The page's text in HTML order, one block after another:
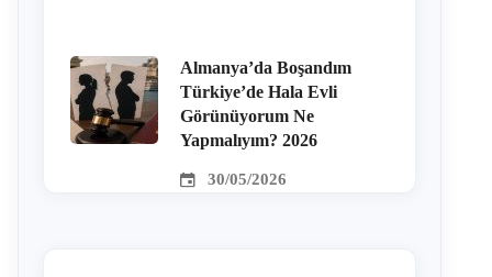
Almanya’da Boşandım
Türkiye’de Hala Evli
Görünüyorum Ne
Yapmalıyım? 2026
30/05/2026